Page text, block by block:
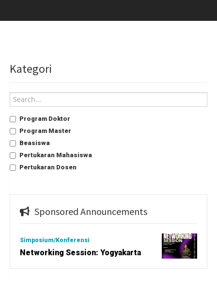
Kategori
Program Doktor
Program Master
Beasiswa
Pertukaran Mahasiswa
Pertukaran Dosen
Sponsored Announcements
Simposium/Konferensi
Networking Session: Yogyakarta